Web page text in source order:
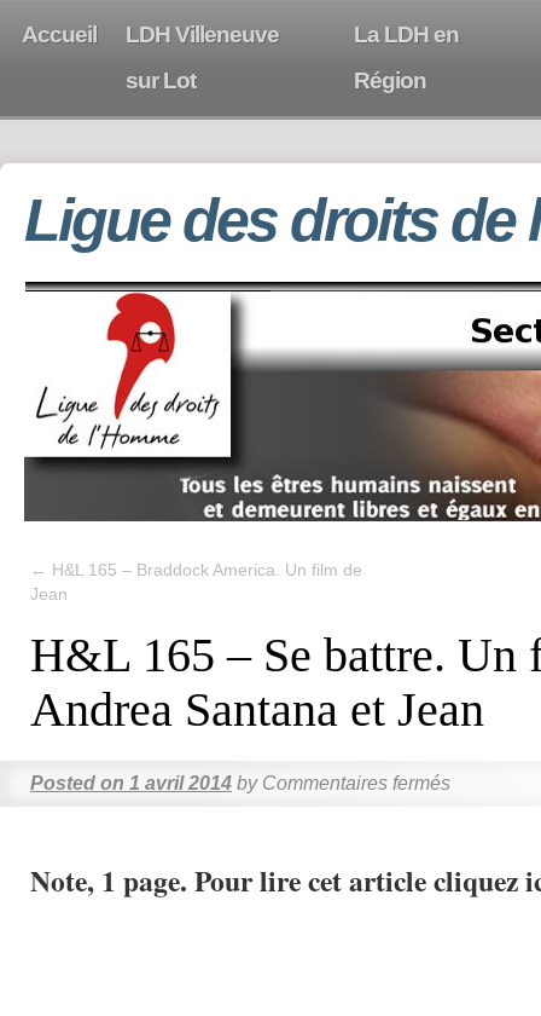
Accueil
LDH Villeneuve
sur Lot
La LDH en
Région
Ligue des droits de
← H&L 165 – Braddock America. Un film de
Jean
H&L 165 – Se battre. Un
Andrea Santana et Jean
Posted on 1 avril 2014 by Commentaires fermés
Note, 1 page. Pour lire cet article cliquez